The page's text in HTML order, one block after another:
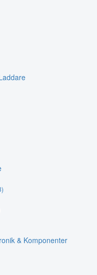
& Komponenter